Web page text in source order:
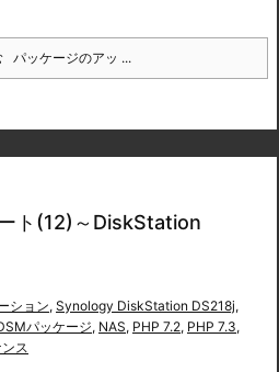
パッケージのアッ ...
ト(12)～DiskStation
ション, Synology DiskStation DS218j,
パッケージ, NAS, PHP 7.2, PHP 7.3,
ス